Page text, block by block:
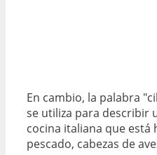
En cambio, la palabra
se utiliza para describir
cocina italiana que está
pescado, cabezas de